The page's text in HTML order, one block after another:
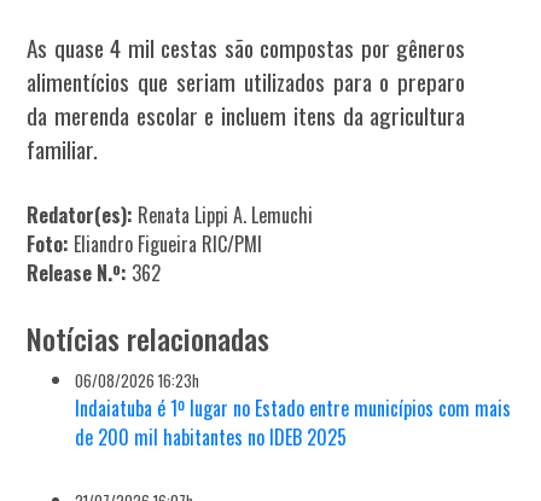
As quase 4 mil cestas são compostas por gêneros
alimentícios que seriam utilizados para o preparo
da merenda escolar e incluem itens da agricultura
familiar.
Redator(es): Renata Lippi A. Lemuchi
Foto: Eliandro Figueira RIC/PMI
Release N.º: 362
Notícias relacionadas
06/08/2026 16:23h
Indaiatuba é 1º lugar no Estado entre municípios com mais
de 200 mil habitantes no IDEB 2025